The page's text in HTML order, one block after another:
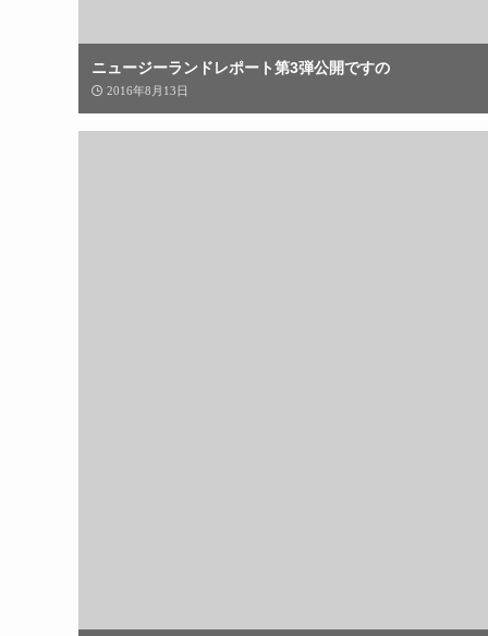
ニュージーランドレポート第3弾公開ですの
2016年8月13日